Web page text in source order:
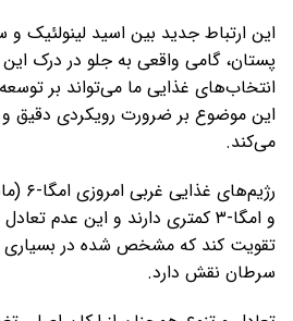
این ارتباط جدید بین اسید لینولئیک
پستان، گامی واقعی به جلو در درک
انتخاب‌های غذایی ما می‌تواند بر
این موضوع بر ضرورت رویکردی دقیق و
می‌کند.
و امگا-۳ کمتری دارند و این عدم
تقویت کند که مشخص شده در بسیاری
سرطان نقش دارد.